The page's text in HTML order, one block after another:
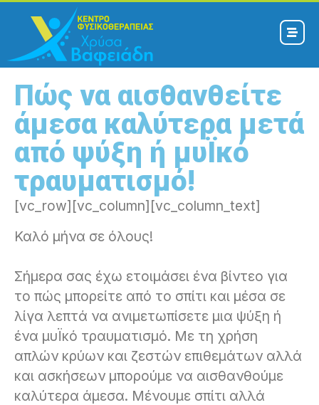
Πώς να αισθανθείτε
άμεσα καλύτερα μετά
από ψύξη ή μυΪκό
τραυματισμό!
[vc_row][vc_column][vc_column_text]
Καλό μήνα σε όλους!
Σήμερα σας έχω ετοιμάσει ένα βίντεο για
το πώς μπορείτε από το σπίτι και μέσα σε
λίγα λεπτά να ανιμετωπίσετε μια ψύξη ή
ένα μυΪκό τραυματισμό. Με τη χρήση
απλών κρύων και ζεστών επιθεμάτων αλλά
και ασκήσεων μπορούμε να αισθανθούμε
καλύτερα άμεσα. Μένουμε σπίτι αλλά